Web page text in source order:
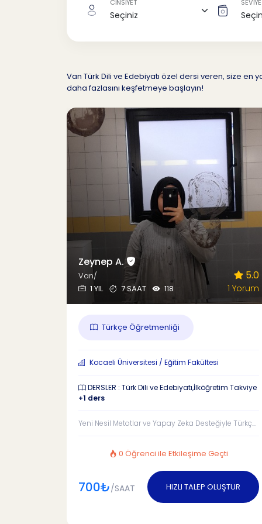
CİNSİYET SEVİYE
Van Türk Dili ve Edebiyatı özel dersi veren, size en
daha fazlasını keşfetmeye başlayın!
Zeynep A.
Van/
1 YIL
7 SAAT 118
5.0
1 Yorum
Türkçe Öğretmenliği
Kocaeli Üniversitesi / Eğitim Fakültesi
DERSLER : Türk Dili ve Edebiyatı,İlköğretim Takviye
+1 ders
Yeni Nesil Metotlar ve Yapay Zeka Desteğiyle Türkç...
0 Öğrenci ile Etkileşime Geçti
700₺/SAAT HIZLI TALEP OLUŞTUR